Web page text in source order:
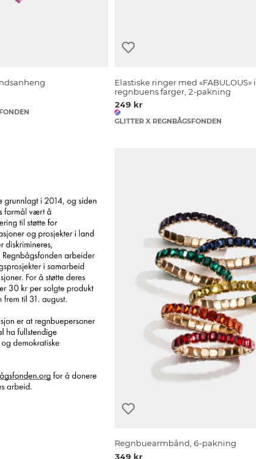
Elastiske ringer med «FABULOUS» i
regnbuens farger, 2-pakning
249 kr
GLITTER X REGNBÅGSFONDEN
Regnbuearmbånd, 6-pakning
349 kr